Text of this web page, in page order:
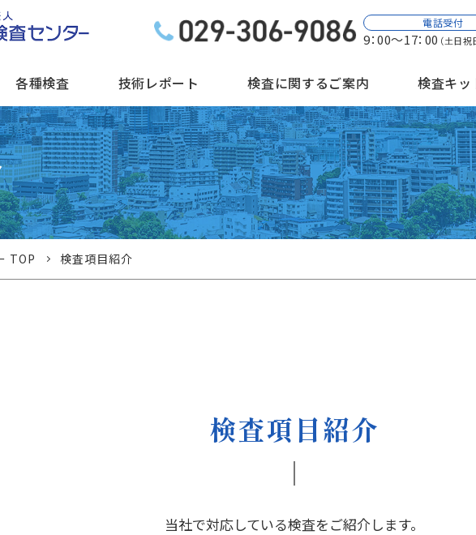
電話受付
9：00～17：00 （土日祝
各種検査 技術レポート 検査に関するご案内 検査キッ
TOP 検査項目紹介
検査項目紹介
当社で対応している検査をご紹介します。